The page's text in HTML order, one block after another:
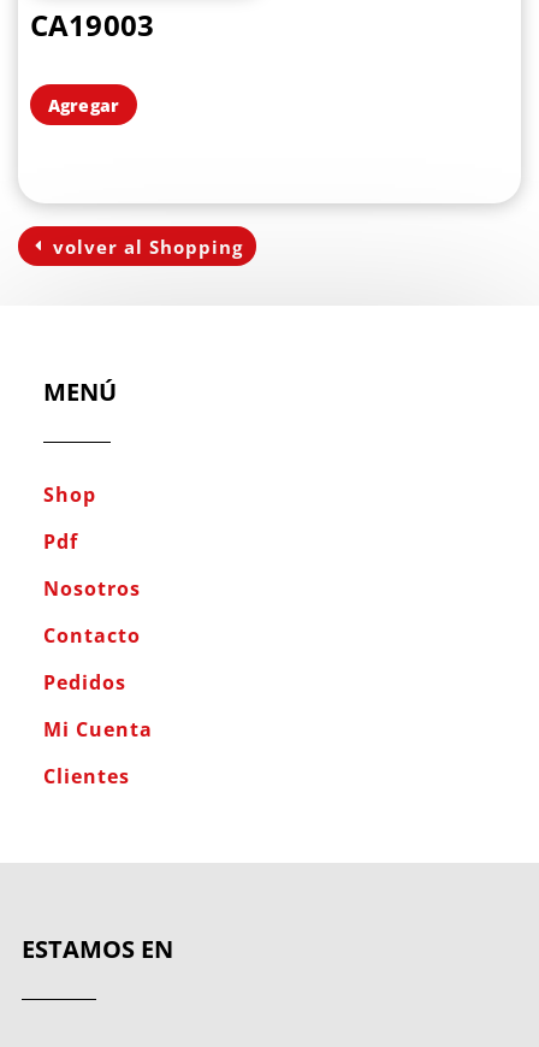
CA19003
Agregar
volver al Shopping
MENÚ
Shop
Pdf
Nosotros
Contacto
Pedidos
Mi Cuenta
Clientes
ESTAMOS EN